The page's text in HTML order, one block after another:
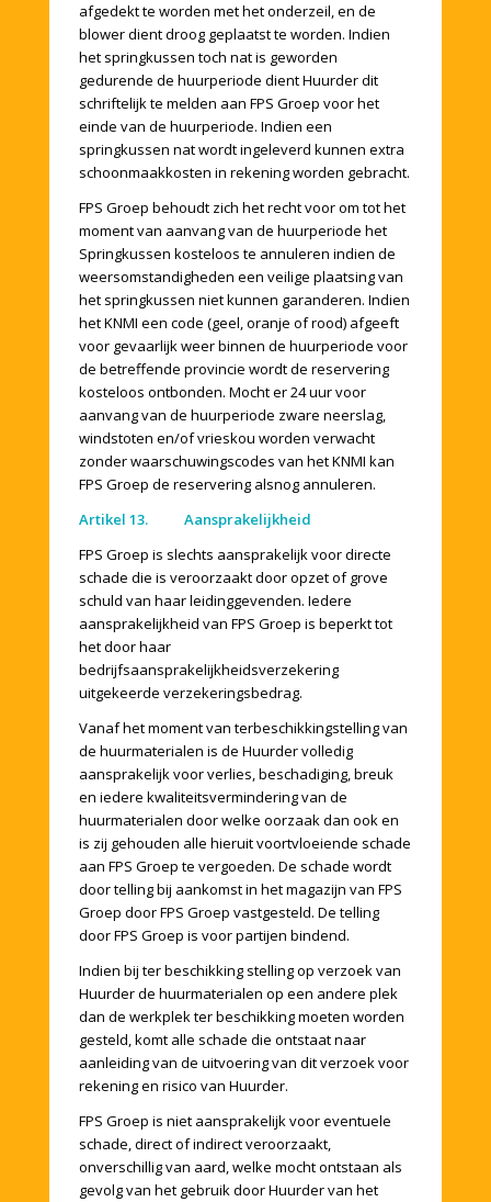
afgedekt te worden met het onderzeil, en de
blower dient droog geplaatst te worden. Indien
het springkussen toch nat is geworden
gedurende de huurperiode dient Huurder dit
schriftelijk te melden aan FPS Groep voor het
einde van de huurperiode. Indien een
springkussen nat wordt ingeleverd kunnen extra
schoonmaakkosten in rekening worden gebracht.
FPS Groep behoudt zich het recht voor om tot het
moment van aanvang van de huurperiode het
Springkussen kosteloos te annuleren indien de
weersomstandigheden een veilige plaatsing van
het springkussen niet kunnen garanderen. Indien
het KNMI een code (geel, oranje of rood) afgeeft
voor gevaarlijk weer binnen de huurperiode voor
de betreffende provincie wordt de reservering
kosteloos ontbonden. Mocht er 24 uur voor
aanvang van de huurperiode zware neerslag,
windstoten en/of vrieskou worden verwacht
zonder waarschuwingscodes van het KNMI kan
FPS Groep de reservering alsnog annuleren.
Artikel 13. Aansprakelijkheid
FPS Groep is slechts aansprakelijk voor directe
schade die is veroorzaakt door opzet of grove
schuld van haar leidinggevenden. Iedere
aansprakelijkheid van FPS Groep is beperkt tot
het door haar
bedrijfsaansprakelijkheidsverzekering
uitgekeerde verzekeringsbedrag.
Vanaf het moment van terbeschikkingstelling van
de huurmaterialen is de Huurder volledig
aansprakelijk voor verlies, beschadiging, breuk
en iedere kwaliteitsvermindering van de
huurmaterialen door welke oorzaak dan ook en
is zij gehouden alle hieruit voortvloeiende schade
aan FPS Groep te vergoeden. De schade wordt
door telling bij aankomst in het magazijn van FPS
Groep door FPS Groep vastgesteld. De telling
door FPS Groep is voor partijen bindend.
Indien bij ter beschikking stelling op verzoek van
Huurder de huurmaterialen op een andere plek
dan de werkplek ter beschikking moeten worden
gesteld, komt alle schade die ontstaat naar
aanleiding van de uitvoering van dit verzoek voor
rekening en risico van Huurder.
FPS Groep is niet aansprakelijk voor eventuele
schade, direct of indirect veroorzaakt,
onverschillig van aard, welke mocht ontstaan als
gevolg van het gebruik door Huurder van het